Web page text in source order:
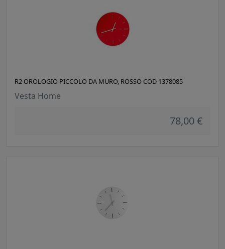
R2 OROLOGIO PICCOLO DA MURO, ROSSO COD 1378085
Vesta Home
78,00 €